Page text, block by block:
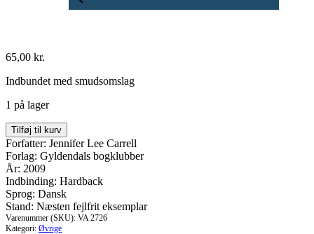
65,00 kr.
Indbundet med smudsomslag
1 på lager
Shakespeare
hemmelighed
antal
Tilføj til kurv
Forfatter: Jennifer Lee Carrell
Forlag: Gyldendals bogklubber
År: 2009
Indbinding: Hardback
Sprog: Dansk
Stand: Næsten fejlfrit eksemplar
Varenummer (SKU): VA 2726
Kategori: Øvrige